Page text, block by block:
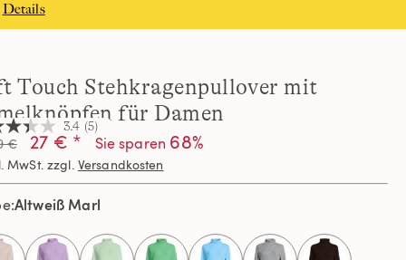
Details
Touch Stehkragenpullover mit
für Damen
3.4 (5)
€ 27 € * Sie sparen 68%
MwSt. zzgl. Versandkosten
Altweiß Marl